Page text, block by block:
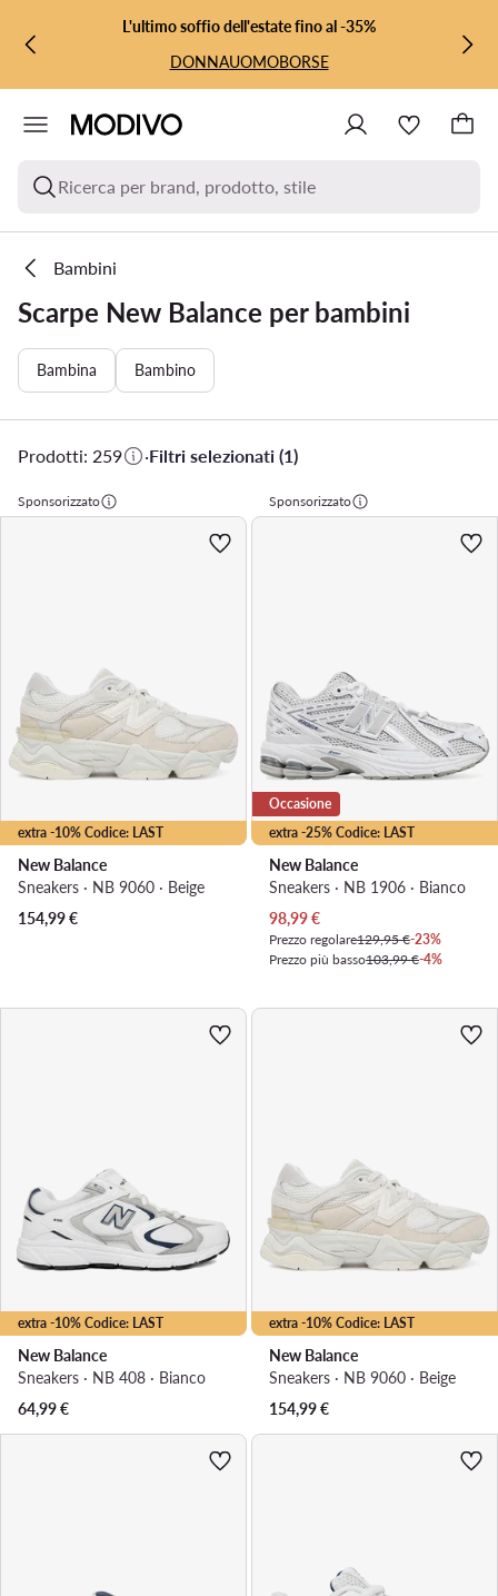
VAI AL CONTENUTO PRINCIPALE
VAI ALLA RICERCAL'ultimo soffio dell'estate fino al -35%
DONNAUOMOBORSE
Ricerca per brand, prodotto, stile
Bambini
Scarpe New Balance per bambini
Bambina Bambino
Prodotti: 259 ·Filtri selezionati (1)
Sponsorizzato
extra -10% Codice: LAST
New Balance
Sneakers · NB 9060 · Beige
154,99€
Sponsorizzato
extra -25% Codice: LAST
Occasione
New Balance
Sneakers · NB 1906 · Bianco
Prezzo attuale
98,99€
Prezzo regolare129,95 €-23%
Prezzo più basso103,99 €-4%
extra -10% Codice: LAST
New Balance
Sneakers · NB 408 · Bianco
64,99€
extra -10% Codice: LAST
New Balance
Sneakers · NB 9060 · Beige
154,99€